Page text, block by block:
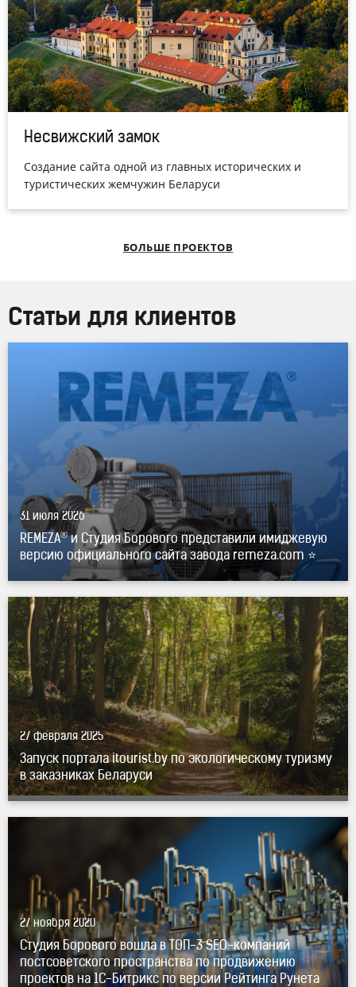
Несвижский замок
Создание сайта одной из главных исторических и
туристических жемчужин Беларуси
БОЛЬШЕ ПРОЕКТОВ
Статьи для клиентов
официального сайта завода remeza.com ⭐"
title="REMEZA
и Студия Борового представили
имиджевую версию официального сайта завода
remeza.com ⭐" />
31 июля 2026
REMEZA®и Студия Борового представили имиджевую
версию официального сайта завода remeza.com ⭐
27 февраля 2025
Запуск портала itourist.by по экологическому туризму
в заказниках Беларуси
постсоветского пространства
по продвижению проектов на
по версии
Рейтинга Рунета 2020" title="Студия Борового вошла
ТОП-3 SEO-компаний
постсоветского пространства
по продвижению проектов на1С-Битрикспо версии
Рейтинга Рунета 2020" />
27 ноября 2020
Студия Борового вошла вТОП-3 SEO-компаний
постсоветского пространства по продвижению
проектов на 1С-Битрикспо версии Рейтинга Рунета